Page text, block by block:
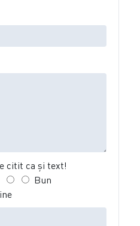
citit ca şi text!
Bun